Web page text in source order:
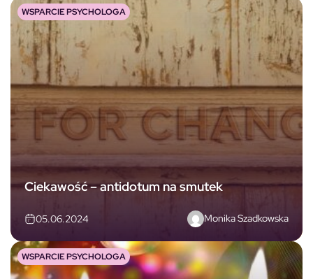
Ciekawość – antidotum na smutek
05.06.2024 Monika Szadkowska
WSPARCIE PSYCHOLOGA
WSPARCIE PSYCHOLOGA